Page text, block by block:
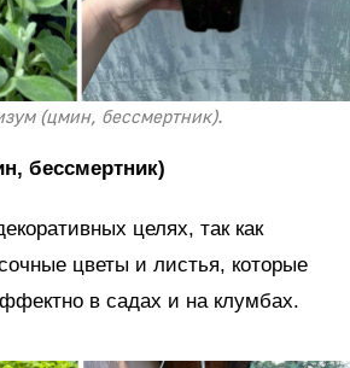
(цмин, бессмертник).
бессмертник)
целях, так как
цветы и листья, которые
в садах и на клумбах.